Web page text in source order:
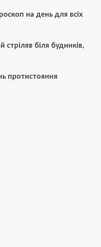
на день для всіх
стріляв біля будинків,
протистояння